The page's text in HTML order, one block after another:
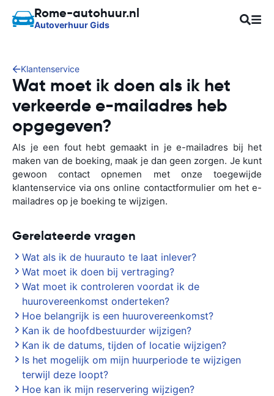
Rome-autohuur.nl
Autoverhuur Gids
Klantenservice
Wat moet ik doen als ik het
verkeerde e-mailadres heb
opgegeven?
Als je een fout hebt gemaakt in je e-mailadres bij het
maken van de boeking, maak je dan geen zorgen. Je kunt
gewoon contact opnemen met onze toegewijde
klantenservice via ons online contactformulier om het e-
mailadres op je boeking te wijzigen.
Gerelateerde vragen
Wat als ik de huurauto te laat inlever?
Wat moet ik doen bij vertraging?
Wat moet ik controleren voordat ik de
huurovereenkomst onderteken?
Hoe belangrijk is een huurovereenkomst?
Kan ik de hoofdbestuurder wijzigen?
Kan ik de datums, tijden of locatie wijzigen?
Is het mogelijk om mijn huurperiode te wijzigen
terwijl deze loopt?
Hoe kan ik mijn reservering wijzigen?